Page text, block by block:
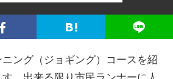
ング（ジョギング）コースを紹